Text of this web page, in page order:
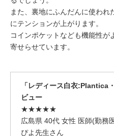
また、裏地にふんだんに使わ
にテンションが上がります。
コインポケットなども機能性
寄せらせています。
「レディース白衣:Plantica
ビュー
★★★★★
広島県 40代 女性 医師(勤務
ぴよ先生さん